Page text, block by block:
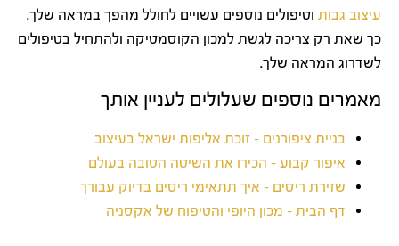
עיצוב גבות וטיפולים נוספים עשויים לחולל מהפך במראה שלך.
כך שאת רק צריכה לגשת למכון הקוסמטיקה ולהתחיל בטיפולים
לשדרוג המראה שלך.
מאמרים נוספים שעלולים לעניין אותך
בניית ציפורנים – זוכת אליפות ישראל בעיצוב
איפור קבוע – הכירו את השיטה הטובה בעולם
שזירת ריסים – איך תתאימי ריסים בדיוק עבורך
דף הבית – מכון היופי והטיפוח של אקסניה